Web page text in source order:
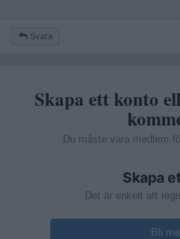
Svara
Skapa ett konto
Du måste vara medlem
Skapa
Det är enkelt att
Bli